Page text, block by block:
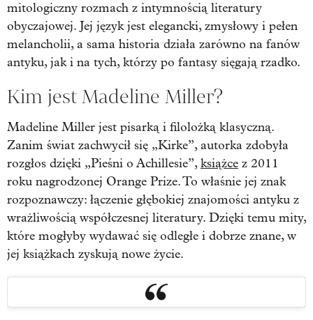
mitologiczny rozmach z intymnością literatury
obyczajowej. Jej język jest elegancki, zmysłowy i pełen
melancholii, a sama historia działa zarówno na fanów
antyku, jak i na tych, którzy po fantasy sięgają rzadko.
Kim jest Madeline Miller?
Madeline Miller jest pisarką i filolożką klasyczną.
Zanim świat zachwycił się „Kirke”, autorka zdobyła
rozgłos dzięki „Pieśni o Achillesie”,książce z 2011
roku nagrodzonej Orange Prize. To właśnie jej znak
rozpoznawczy: łączenie głębokiej znajomości antyku z
wrażliwością współczesnej literatury. Dzięki temu mity,
które mogłyby wydawać się odległe i dobrze znane, w
jej książkach zyskują nowe życie.